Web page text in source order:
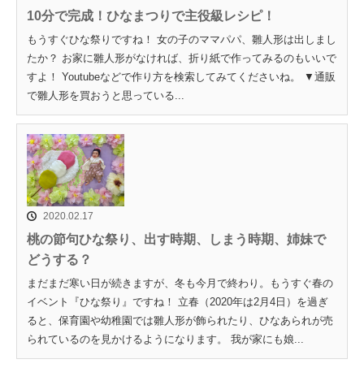
10分で完成！ひなまつりで主役級レシピ！
もうすぐひな祭りですね！ 女の子のママパパ、雛人形は出しまし
たか？ お家に雛人形がなければ、折り紙で作ってみるのもいいで
すよ！ Youtubeなどで作り方を検索してみてくださいね。 ▼通販
で雛人形を買おうと思っている...
2020.02.17
桃の節句ひな祭り、出す時期、しまう時期、姉妹で
どうする？
まだまだ寒い日が続きますが、冬も今月で終わり。もうすぐ春の
イベント『ひな祭り』ですね！ 立春（2020年は2月4日）を過ぎ
ると、保育園や幼稚園では雛人形が飾られたり、ひなあられが売
られているのを見かけるようになります。 我が家にも娘...